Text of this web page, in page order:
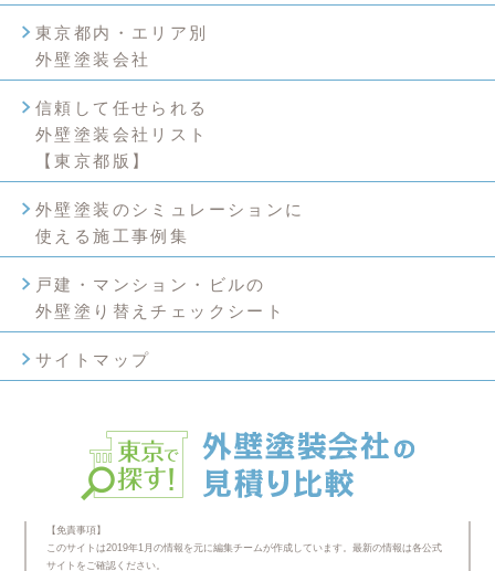
東京都内・エリア別
外壁塗装会社
信頼して任せられる
外壁塗装会社リスト
【東京都版】
外壁塗装のシミュレーションに
使える施工事例集
戸建・マンション・ビルの
外壁塗り替えチェックシート
サイトマップ
【免責事項】
このサイトは2019年1月の情報を元に編集チームが作成しています。最新の情報は各公式
サイトをご確認ください。